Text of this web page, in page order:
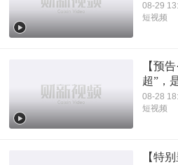
08-29
短视频
【预
超”，
08-28
短视频
【特